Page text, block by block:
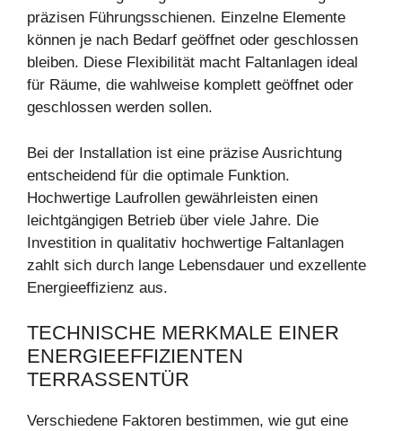
präzisen Führungsschienen. Einzelne Elemente
können je nach Bedarf geöffnet oder geschlossen
bleiben. Diese Flexibilität macht Faltanlagen ideal
für Räume, die wahlweise komplett geöffnet oder
geschlossen werden sollen.
Bei der Installation ist eine präzise Ausrichtung
entscheidend für die optimale Funktion.
Hochwertige Laufrollen gewährleisten einen
leichtgängigen Betrieb über viele Jahre. Die
Investition in qualitativ hochwertige Faltanlagen
zahlt sich durch lange Lebensdauer und exzellente
Energieeffizienz aus.
TECHNISCHE MERKMALE EINER
ENERGIEEFFIZIENTEN
TERRASSENTÜR
Verschiedene Faktoren bestimmen, wie gut eine